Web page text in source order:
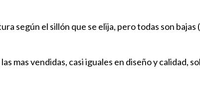
según el sillón que se elija, pero todas son bajas
mas vendidas, casi iguales en diseño y calidad,